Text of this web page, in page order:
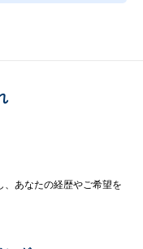
、あなたの経歴やご希望を